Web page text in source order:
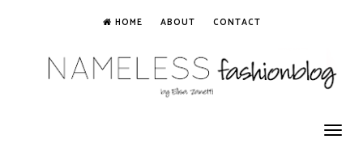
HOME ABOUT CONTACT
Toggle
navigation